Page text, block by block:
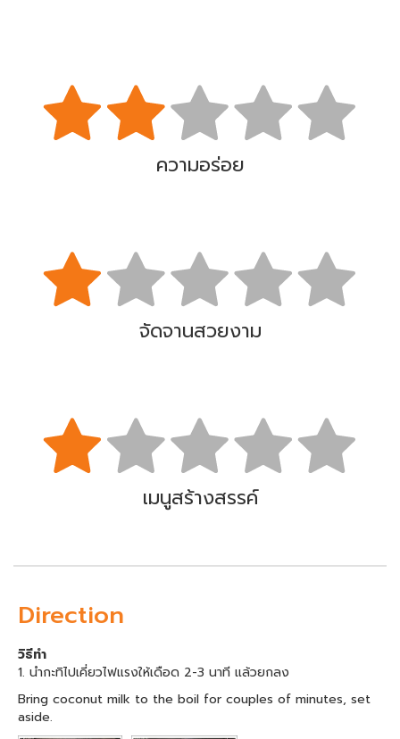
ความอร่อย
จัดจานสวยงาม
เมนูสร้างสรรค์
Direction
วิธีทำ
1. นำกะทิไปเคี่ยวไฟแรงให้เดือด 2-3 นาที แล้วยกลง
Bring coconut milk to the boil for couples of minutes, set
aside.